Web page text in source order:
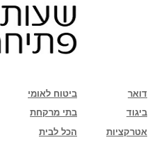
ביטוח לאומי
דואר
בתי מרקחת
ביגוד
הכל לבית אטרקציות